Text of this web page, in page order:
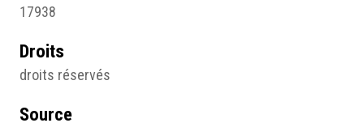
17938
Droits
droits réservés
Source